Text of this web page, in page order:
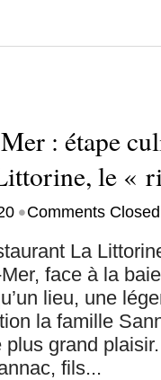
: étape
le «
•Comments Closed
La
face à la
lieu, une
la famille
grand
fils...